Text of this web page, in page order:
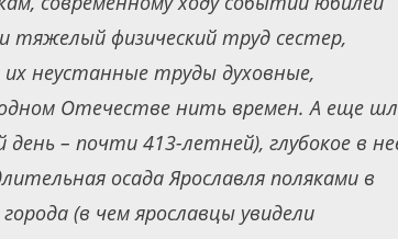
тяжелый физический труд сестер,
неустанные труды духовные,
Отечестве нить времен. А еще
– почти 413-летней), глубокое в
осада Ярославля поляками в
(в чем ярославцы увидели